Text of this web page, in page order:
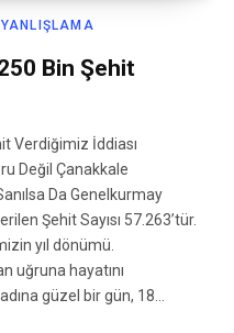
Bin Şehit
Verdiğimiz İddiası
Değil Çanakkale
Da Genelkurmay
Şehit Sayısı 57.263’tür.
yıl dönümü.
uğruna hayatını
güzel bir gün, 18…